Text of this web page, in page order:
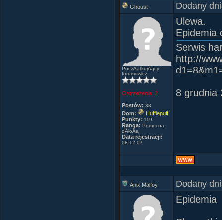
Strachy
RzuciÂły
Czerwone
Czerwone
Przed
Krew
W caÂłym
Ghoust Dodany
PoczÂątkujÂący
forumowicz
Ostrzeżenia: 2
Postów: 38
Dom:
Hufflepuff
Punkty: 119
Ranga: Pomocna
dÂłoĂą
Data rejestracji:
08.12.07
Ulewa.
Epidemia
Serwis
http://
8 grudnia
Anix Malfoy Dodany
Epidemia